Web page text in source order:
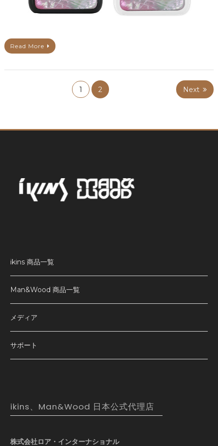
Read More
1 2 Next
ikins 商品一覧
Man&Wood 商品一覧
メディア
サポート
ikins、Man&Wood 日本公式代理店
株式会社ロア・インターナショナル